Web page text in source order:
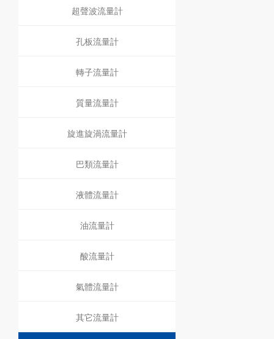
超聲波流量計
孔板流量計
轉子流量計
質量流量計
旋進旋渦流量計
巴類流量計
液體流量計
油流量計
酸流量計
氣體流量計
其它流量計